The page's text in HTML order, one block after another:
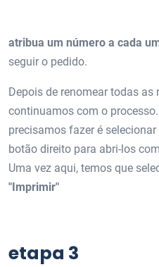
atribua um número a cada
seguir o pedido.
Depois de renomear todas as
continuamos com o
precisamos fazer é
botão direito para abri-los
Uma vez aqui, temos que
"Imprimir"
etapa 3